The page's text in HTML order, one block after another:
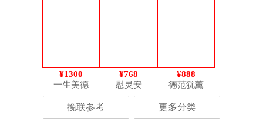
¥1300
一生美德
¥768
慰灵安
¥888
德范犹薰
挽联参考 更多分类